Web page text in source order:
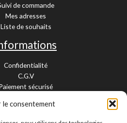
le consentement
de commande
Mes adresses
Liste de souhaits
Confidentialité
C.G.V
sécurisé
et retour